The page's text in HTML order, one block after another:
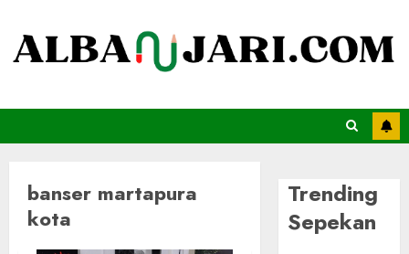
banser martapura
kota
Trending
Sepekan